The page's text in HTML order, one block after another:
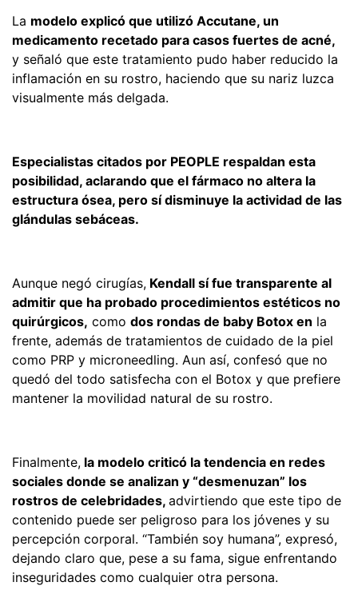
La modelo explicó que utilizó Accutane, un
medicamento recetado para casos fuertes de acné,
y señaló que este tratamiento pudo haber reducido la
inflamación en su rostro, haciendo que su nariz luzca
visualmente más delgada.
Especialistas citados por PEOPLE respaldan esta
posibilidad, aclarando que el fármaco no altera la
estructura ósea, pero sí disminuye la actividad de las
glándulas sebáceas.
Aunque negó cirugías, Kendall sí fue transparente al
admitir que ha probado procedimientos estéticos no
quirúrgicos, como dos rondas de baby Botox en la
frente, además de tratamientos de cuidado de la piel
como PRP y microneedling. Aun así, confesó que no
quedó del todo satisfecha con el Botox y que prefiere
mantener la movilidad natural de su rostro.
Finalmente, la modelo criticó la tendencia en redes
sociales donde se analizan y “desmenuzan” los
rostros de celebridades, advirtiendo que este tipo de
contenido puede ser peligroso para los jóvenes y su
percepción corporal. “También soy humana”, expresó,
dejando claro que, pese a su fama, sigue enfrentando
inseguridades como cualquier otra persona.